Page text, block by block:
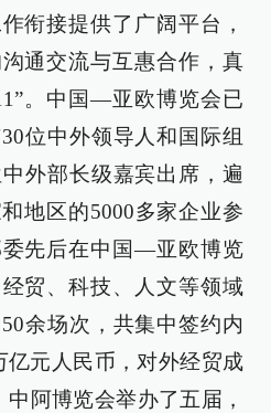
衔接提供了广阔平台，
通交流与互惠合作，真
。中国—亚欧博览会已
位中外领导人和国际组
外部长级嘉宾出席，遍
地区的5000多家企业参
先后在中国—亚欧博览
贸、科技、人文等领域
余场次，共集中签约内
亿元人民币，对外经贸成
阿博览会举办了五届，